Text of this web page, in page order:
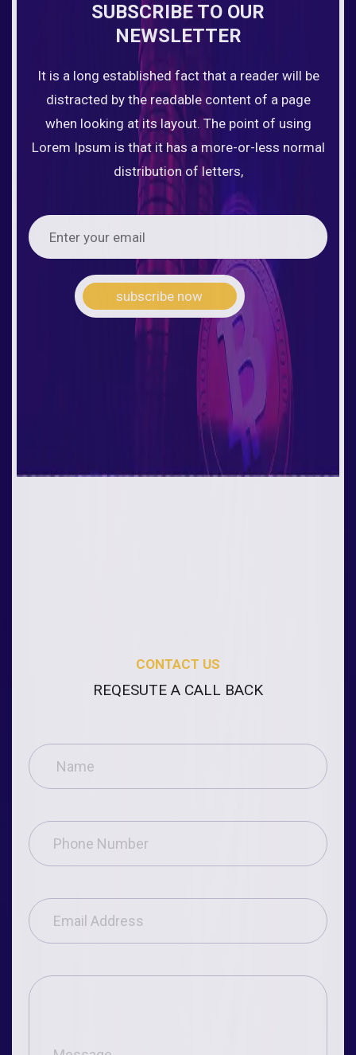
SUBSCRIBE TO OUR
NEWSLETTER
It is a long established fact that a reader will be
distracted by the readable content of a page
when looking at its layout. The point of using
Lorem Ipsum is that it has a more-or-less normal
distribution of letters,
subscribe now
CONTACT US
REQESUTE A CALL BACK